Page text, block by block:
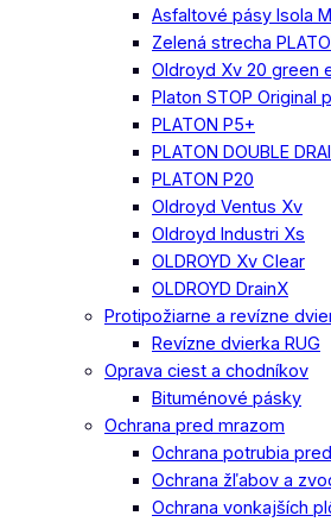
Asfaltové pásy Isola
Zelená strecha
Oldroyd Xv 20 green
Platon STOP Original
PLATON P5+
PLATON DOUBLE
PLATON P20
Oldroyd Ventus Xv
Oldroyd Industri Xs
OLDROYD Xv Clear
OLDROYD DrainX
Protipožiarne a revízne
Revízne dvierka RUG
Oprava ciest a chodníkov
Bituménové pásky
Ochrana pred mrazom
Ochrana potrubia
Ochrana žľabov a
Ochrana vonkajších